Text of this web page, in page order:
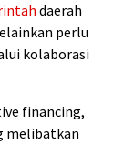
daerah
perlu
kolaborasi
financing,
melibatkan